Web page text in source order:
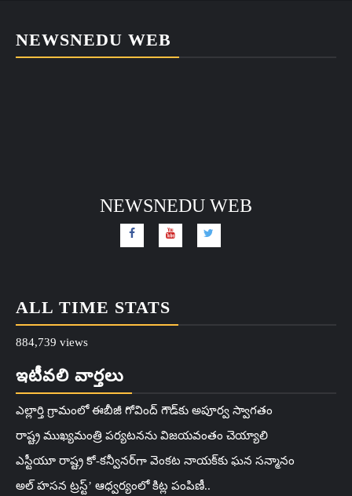
NEWSNEDU WEB
NEWSNEDU WEB
ALL TIME STATS
884,739 views
ఇటీవలి వార్తలు
ఎల్లార్తి గ్రామంలో ఈబీజీ గోవింద్ గౌడ్‌కు అపూర్వ స్వాగతం
రాష్ట్ర ముఖ్యమంత్రి పర్యటనను విజయవంతం చెయ్యాలి
ఎస్టీయూ రాష్ట్ర కో-కన్వీనర్‌గా వెంకట నాయక్‌కు ఘన సన్మానం
అల్ హసన ట్రస్ట్’ ఆధ్వర్యంలో కిట్ల పంపిణీ..